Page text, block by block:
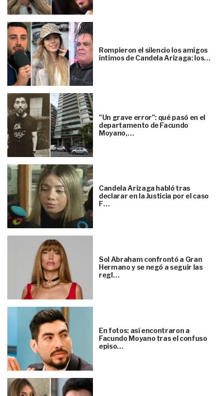
Rompieron el silencio los amigos
íntimos de Candela Arizaga: los…
"Un grave error": qué pasó en el
departamento de Facundo
Moyano,…
Candela Arizaga habló tras
declarar en la Justicia por el caso
F…
Sol Abraham confrontó a Gran
Hermano y se negó a seguir las
regl…
En fotos: así encontraron a
Facundo Moyano tras el confuso
episo…